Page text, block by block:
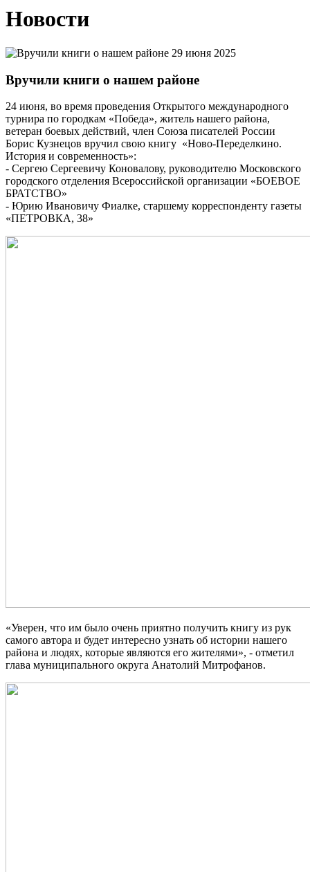
Новости
29 июня 2025
Вручили книги о нашем районе
24 июня, во время проведения Открытого международного
турнира по городкам «Победа», житель нашего района,
ветеран боевых действий, член Союза писателей России
Борис Кузнецов вручил свою книгу «Ново-Переделкино.
История и современность»:
- Сергею Сергеевичу Коновалову, руководителю Московского
городского отделения Всероссийской организации «БОЕВОЕ
БРАТСТВО»
- Юрию Ивановичу Фиалке, старшему корреспонденту газеты
«ПЕТРОВКА, 38»
«Уверен, что им было очень приятно получить книгу из рук
самого автора и будет интересно узнать об истории нашего
района и людях, которые являются его жителями», - отметил
глава муниципального округа Анатолий Митрофанов.